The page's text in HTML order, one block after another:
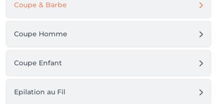
Coupe & Barbe
Coupe Homme
Coupe Enfant
Epilation au Fil